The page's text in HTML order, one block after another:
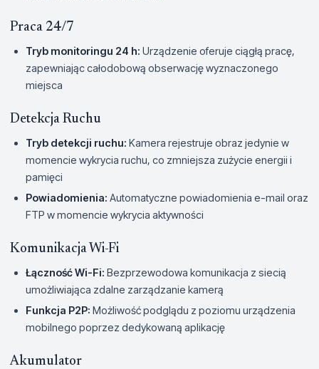
Praca 24/7
Tryb monitoringu 24 h: Urządzenie oferuje ciągłą pracę,
zapewniając całodobową obserwację wyznaczonego
miejsca
Detekcja Ruchu
Tryb detekcji ruchu: Kamera rejestruje obraz jedynie w
momencie wykrycia ruchu, co zmniejsza zużycie energii i
pamięci
Powiadomienia: Automatyczne powiadomienia e-mail oraz
FTP w momencie wykrycia aktywności
Komunikacja Wi-Fi
Łączność Wi-Fi: Bezprzewodowa komunikacja z siecią
umożliwiająca zdalne zarządzanie kamerą
Funkcja P2P: Możliwość podglądu z poziomu urządzenia
mobilnego poprzez dedykowaną aplikację
Akumulator